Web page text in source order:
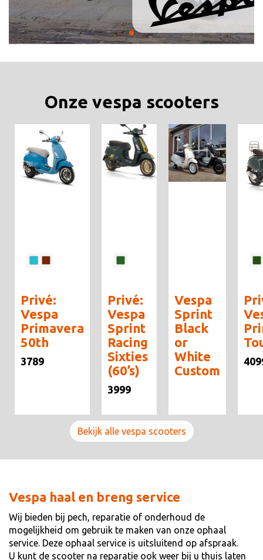
Onze vespa scooters
Privé:
Vespa
Primavera
50th
3789
Privé:
Vespa
Sprint
Racing
Sixties
(60’s)
3999
Vespa
Sprint
Black
or
White
Custom
Bekijk alle vespa scooters
Vespa haal en breng service
Wij bieden bij pech, reparatie of onderhoud de
mogelijkheid om gebruik te maken van onze ophaal
service. Deze ophaal service is uitsluitend op afspraak.
U kunt de scooter na reparatie ook weer bij u thuis laten